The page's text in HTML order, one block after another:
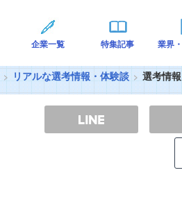
企業一覧 特集記事 業界
リアルな選考情報・体験談 選考情